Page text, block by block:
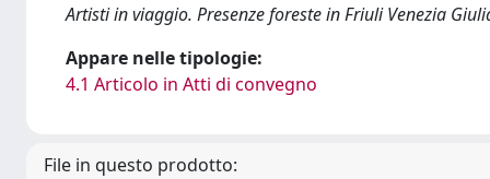
Artisti in viaggio. Presenze foreste in Friuli Venezia
Appare nelle tipologie:
4.1 Articolo in Atti di convegno
File in questo prodotto: